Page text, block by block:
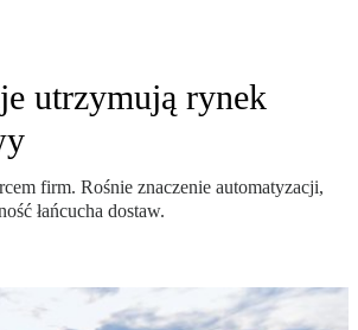
utrzymują rynek
firm. Rośnie znaczenie automatyzacji,
łańcucha dostaw.